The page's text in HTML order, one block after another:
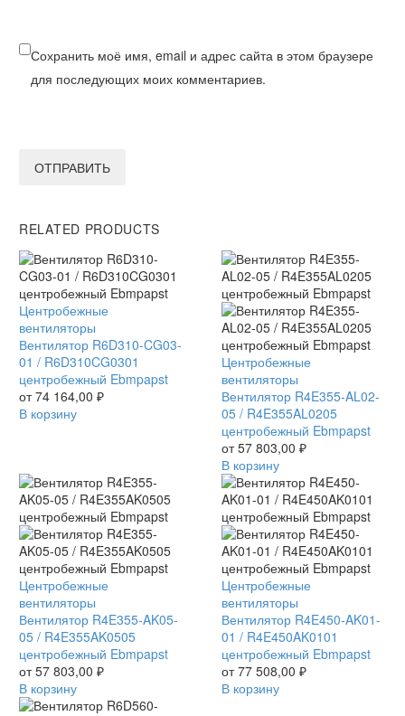
Сохранить моё имя, email и адрес сайта в этом браузере
для последующих моих комментариев.
ОТПРАВИТЬ
RELATED PRODUCTS
Вентилятор
R6D310-
CG03-
01
/
R6D310CG0301
центробежный
Центробежные
вентиляторы
Вентилятор R6D310-CG03-
01 / R6D310CG0301
центробежный Ebmpapst
от74 164,00 ₽
В корзину
Вентилятор
R4E355-
AL02-
05
/
R4E355AL0205
центробежный
Ebmpapst
Центробежные
вентиляторы
Вентилятор R4E355-AL02-
05 / R4E355AL0205
центробежный Ebmpapst
от57 803,00 ₽
В корзину
Вентилятор
R4E355-
AK05-
05
/
R4E355AK0505
центробежный
Ebmpapst
Центробежные
вентиляторы
Вентилятор R4E355-AK05-
05 / R4E355AK0505
центробежный Ebmpapst
от57 803,00 ₽
В корзину
Вентилятор
R4E450-
AK01-
01
/
R4E450AK0101
центробежный
Центробежные
вентиляторы
Вентилятор R4E450-AK01-
01 / R4E450AK0101
центробежный Ebmpapst
от77 508,00 ₽
В корзину